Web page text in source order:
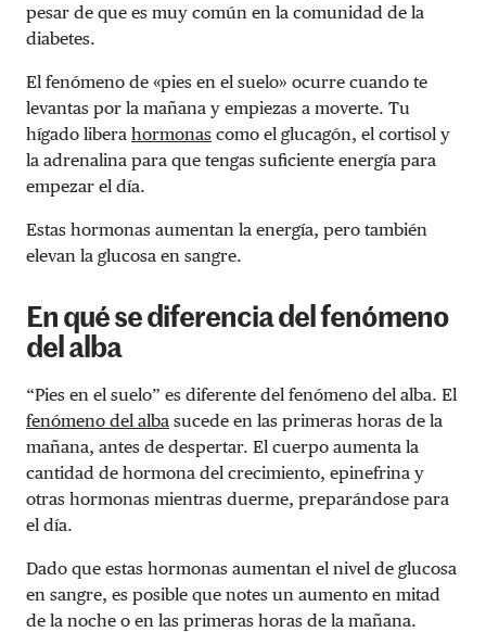
pesar de que es muy común en la comunidad de la
diabetes.
El fenómeno de «pies en el suelo» ocurre cuando te
levantas por la mañana y empiezas a moverte. Tu
hígado libera hormonas como el glucagón, el cortisol y
la adrenalina para que tengas suficiente energía para
empezar el día.
Estas hormonas aumentan la energía, pero también
elevan la glucosa en sangre.
En qué se diferencia del fenómeno
del alba
“Pies en el suelo” es diferente del fenómeno del alba. El
fenómeno del alba sucede en las primeras horas de la
mañana, antes de despertar. El cuerpo aumenta la
cantidad de hormona del crecimiento, epinefrina y
otras hormonas mientras duerme, preparándose para
el día.
Dado que estas hormonas aumentan el nivel de glucosa
en sangre, es posible que notes un aumento en mitad
de la noche o en las primeras horas de la mañana.